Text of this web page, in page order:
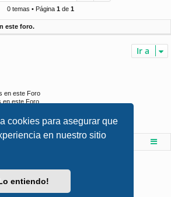
cookies para asegurar que
en nuestro sitio
entiendo!
0 temas • Página 1de 1
este foro.
Ir a
en este Foro
en este Foro
en este Foro
Foro
Arquitectura
- phpBB 3.3 por MrGaby
al español por
Privacidad|Condiciones